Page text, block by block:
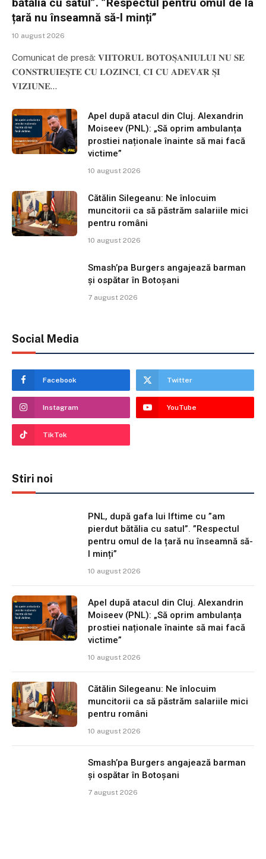
țară nu înseamnă să-l minți”
10 august 2026
Comunicat de presă: 𝐕𝐈𝐈𝐓𝐎𝐑𝐔𝐋 𝐁𝐎𝐓𝐎𝐒̦𝐀𝐍𝐈𝐔𝐋𝐔𝐈 𝐍𝐔 𝐒𝐄
𝐂𝐎𝐍𝐒𝐓𝐑𝐔𝐈𝐄𝐒̦𝐓𝐄 𝐂𝐔 𝐋𝐎𝐙𝐈𝐍𝐂𝐈, 𝐂𝐈 𝐂𝐔 𝐀𝐃𝐄𝐕𝐀̆𝐑 𝐒̦𝐈
𝐕𝐈𝐙𝐈𝐔𝐍𝐄…
Apel după atacul din Cluj. Alexandrin
Moiseev (PNL): „Să oprim ambulanța
prostiei naționale înainte să mai facă
victime”
10 august 2026
Cătălin Silegeanu: Ne înlocuim
muncitorii ca să păstrăm salariile mici
pentru români
10 august 2026
Smash’pa Burgers angajează barman
și ospătar în Botoșani
7 august 2026
Social Media
Facebook Twitter
Instagram YouTube
TikTok
Stiri noi
PNL, după gafa lui Iftime cu ”am
pierdut bătălia cu satul”. ”Respectul
pentru omul de la țară nu înseamnă să-
l minți”
10 august 2026
Apel după atacul din Cluj. Alexandrin
Moiseev (PNL): „Să oprim ambulanța
prostiei naționale înainte să mai facă
victime”
10 august 2026
Cătălin Silegeanu: Ne înlocuim
muncitorii ca să păstrăm salariile mici
pentru români
10 august 2026
Smash’pa Burgers angajează barman
și ospătar în Botoșani
7 august 2026